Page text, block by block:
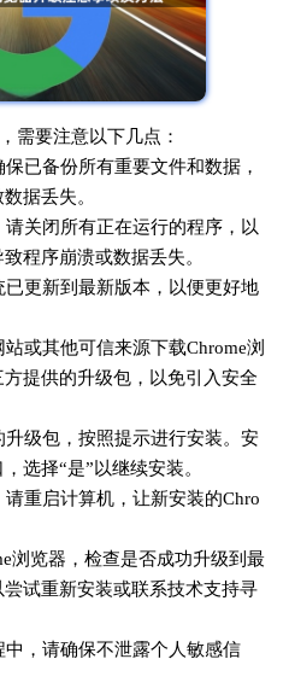
需要注意以下几点：
已备份所有重要文件和数据，
据丢失。
关闭所有正在运行的程序，以
程序崩溃或数据丢失。
更新到最新版本，以便更好地
或其他可信来源下载Chrome浏
提供的升级包，以免引入安全
级包，按照提示进行安装。安
选择“是”以继续安装。
重启计算机，让新安装的Chro
浏览器，检查是否成功升级到最
试重新安装或联系技术支持寻
，请确保不泄露个人敏感信